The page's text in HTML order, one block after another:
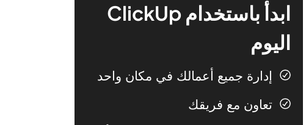
ابدأ باستخدام ClickUp
اليوم
إدارة جميع أعمالك في مكان واحد
تعاون مع فريقك